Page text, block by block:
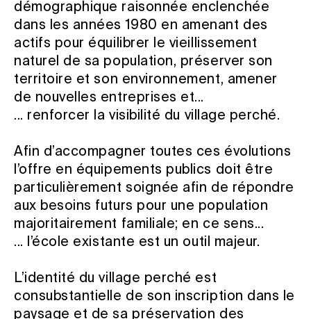
démographique raisonnée enclenchée
dans les années 1980 en amenant des
actifs pour équilibrer le vieillissement
naturel de sa population, préserver son
territoire et son environnement, amener
de nouvelles entreprises et...
... renforcer la visibilité du village perché.
Afin d’accompagner toutes ces évolutions
l’offre en équipements publics doit être
particulièrement soignée afin de répondre
aux besoins futurs pour une population
majoritairement familiale; en ce sens...
... l’école existante est un outil majeur.
L’identité du village perché est
consubstantielle de son inscription dans le
paysage et de sa préservation des